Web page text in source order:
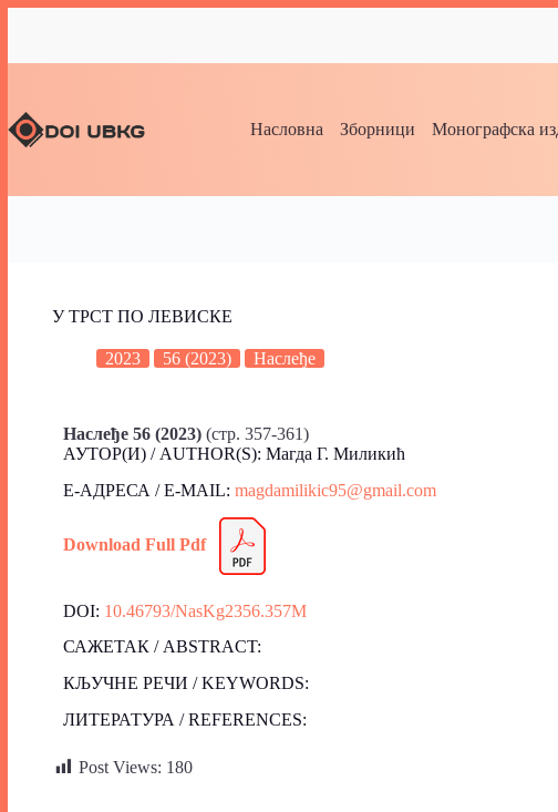
Насловна Зборници Монографска
У ТРСТ ПО ЛЕВИСКЕ
2023 56 (2023) Наслеђе
Наслеђе 56 (2023) (стр. 357-361)
АУТОР(И) / AUTHOR(S): Магда Г. Миликић
Е-АДРЕСА / E-MAIL: magdamilikic95@gmail.com
Download Full Pdf
DOI: 10.46793/NasKg2356.357M
САЖЕТАК / ABSTRACT:
КЉУЧНЕ РЕЧИ / KEYWORDS:
ЛИТЕРАТУРА / REFERENCES:
Post Views: 180